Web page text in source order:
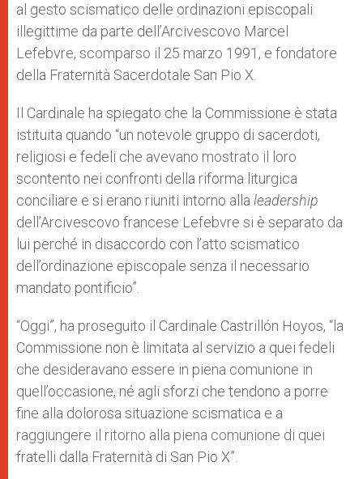
al gesto scismatico delle ordinazioni episcopali
illegittime da parte dell’Arcivescovo Marcel
Lefebvre, scomparso il 25 marzo 1991, e fondatore
della Fraternità Sacerdotale San Pio X.
Il Cardinale ha spiegato che la Commissione è stata
istituita quando “un notevole gruppo di sacerdoti,
religiosi e fedeli che avevano mostrato il loro
scontento nei confronti della riforma liturgica
conciliare e si erano riuniti intorno alla leadership
dell’Arcivescovo francese Lefebvre si è separato da
lui perché in disaccordo con l’atto scismatico
dell’ordinazione episcopale senza il necessario
mandato pontificio”.
“Oggi”, ha proseguito il Cardinale Castrillón Hoyos, “la
Commissione non è limitata al servizio a quei fedeli
che desideravano essere in piena comunione in
quell’occasione, né agli sforzi che tendono a porre
fine alla dolorosa situazione scismatica e a
raggiungere il ritorno alla piena comunione di quei
fratelli dalla Fraternità di San Pio X”.